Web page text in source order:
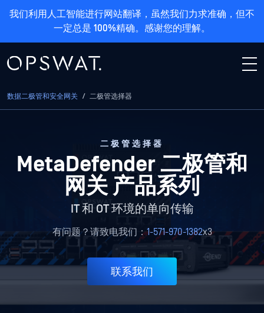
我们利用人工智能进行网站翻译，虽然我们力求准确，但不
一定总是 100%精确。感谢您的理解。
数据二极管和安全网关 / 二极管选择器
二极管选择器
MetaDefender 二极管和
网关产品系列
IT 和 OT 环境的单向传输
有问题？请致电我们：1-571-970-1382x3
联系我们